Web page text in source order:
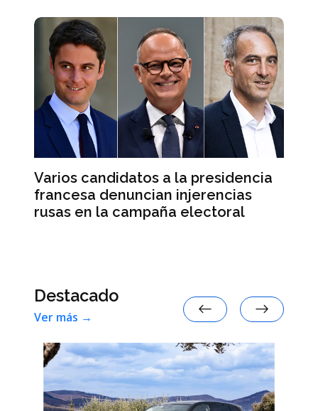
Varios candidatos a la presidencia
francesa denuncian injerencias
rusas en la campaña electoral
Destacado
Ver más →